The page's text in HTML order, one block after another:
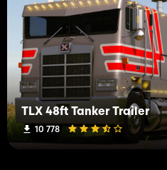
TLX 48ft Tanker Trailer
10 778